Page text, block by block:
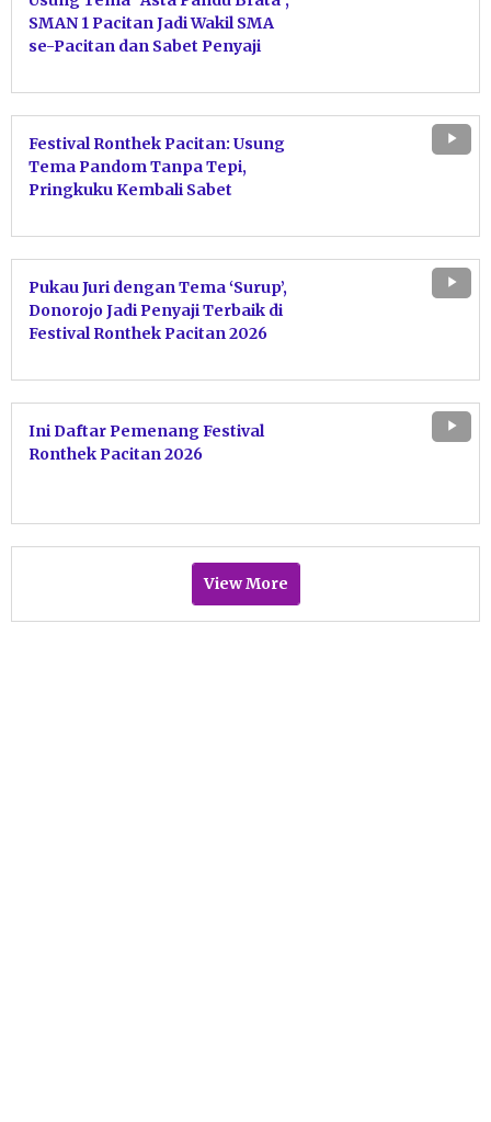
SMAN 1 Pacitan Jadi Wakil SMA
se-Pacitan dan Sabet Penyaji
Festival Ronthek Pacitan: Usung
Tema Pandom Tanpa Tepi,
Pringkuku Kembali Sabet
Pukau Juri dengan Tema ‘Surup’,
Donorojo Jadi Penyaji Terbaik di
Festival Ronthek Pacitan 2026
Ini Daftar Pemenang Festival
Ronthek Pacitan 2026
View More